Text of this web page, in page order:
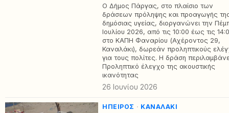
Ο Δήμος Πάργας, στο πλαίσιο των
δράσεων πρόληψης και προαγωγής
δημόσιας υγείας, διοργανώνει την
Ιουλίου 2026, από τις 10:00 έως τις
στο ΚΑΠΗ Φαναρίου (Αχέροντος 29,
Καναλάκι), δωρεάν προληπτικούς
για τους πολίτες. Η δράση
Προληπτικό έλεγχο της ακουστικής
ικανότητας
26 Ιουνίου 2026
ΉΠΕΙΡΟΣ · ΚΑΝΑΛΆΚΙ